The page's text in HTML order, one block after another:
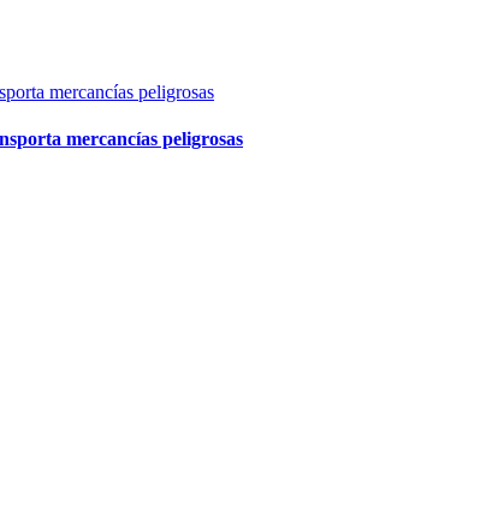
mercancías peligrosas